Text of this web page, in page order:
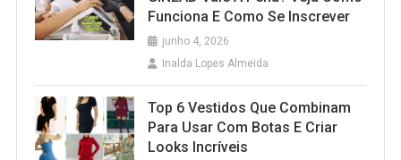
Funciona E Como Se Inscrever
junho 4, 2026
Inalda Lopes Almeida
Top 6 Vestidos Que Combinam
Para Usar Com Botas E Criar
Looks Incríveis